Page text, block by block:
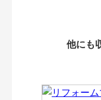
他にも